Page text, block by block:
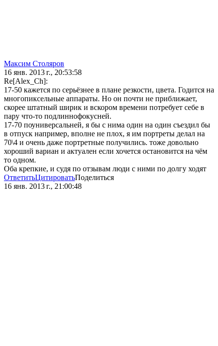
Максим Столяров
16 янв. 2013 г., 20:53:58
Re[Alex_Ch]:
17-50 кажется по серьёзнее в плане резкости, цвета. Годится на
многопиксельные аппараты. Но он почти не приближает,
скорее штатный ширик и вскором времени потребует себе в
пару что-то подлиннофокусней.
17-70 поуниверсальней, я бы с нима один на один съездил бы
в отпуск например, вполне не плох, я им портреты делал на
70\4 и очень даже портретные получились. тоже довольно
хороший вариан и актуален если хочется остановится на чём
то одном.
Оба крепкие, и судя по отзывам люди с ними по долгу ходят
ОтветитьЦитироватьПоделиться
16 янв. 2013 г., 21:00:48